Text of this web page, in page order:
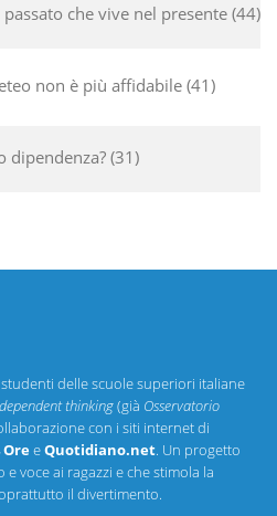
che vive nel presente 44
non è più affidabile 41
dipendenza? 31
delle scuole superiori italiane
thinking(già Osservatorio
con i siti internet di
OreeQuotidiano.net. Un progetto
voce ai ragazzi e che stimola la
il divertimento.